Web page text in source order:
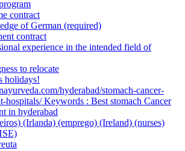
contract
of German (required)
contract
experience in the intended field of
to relocate
holidays!
hyderabad/stomach-cancer-
hospitals/ Keywords : Best stomach Cancer
in hyderabad
(Irlanda) (emprego) (Ireland) (nurses)